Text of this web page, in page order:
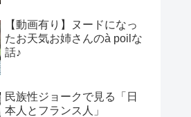
【動画有り】ヌードになっ
たお天気お姉さんのà poilな
話♪
民族性ジョークで見る「日
本人とフランス人」